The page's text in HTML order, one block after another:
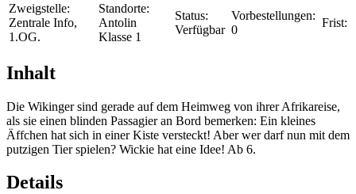
Zweigstelle:
Zentrale Info,
1.OG.
Standorte:
Antolin
Klasse 1
Status:
Verfügbar
Vorbestellungen:
0
Frist:
Inhalt
Die Wikinger sind gerade auf dem Heimweg von ihrer Afrikareise,
als sie einen blinden Passagier an Bord bemerken: Ein kleines
Äffchen hat sich in einer Kiste versteckt! Aber wer darf nun mit dem
putzigen Tier spielen? Wickie hat eine Idee! Ab 6.
Details